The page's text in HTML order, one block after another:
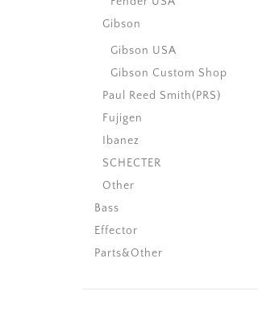
Gibson
Gibson USA
Gibson Custom Shop
Paul Reed Smith(PRS)
Fujigen
Ibanez
SCHECTER
Other
Bass
Effector
Parts&Other